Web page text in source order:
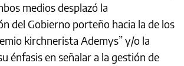
medios desplazó la
del Gobierno porteño hacia la de los
kirchnerista Ademys” y/o la
énfasis en señalar a la gestión de